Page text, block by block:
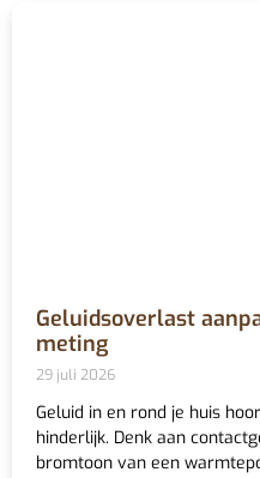
Geluidsoverlast
meting
29 juli 2026
Geluid in en rond je huis
hinderlijk. Denk aan
bromtoon van een